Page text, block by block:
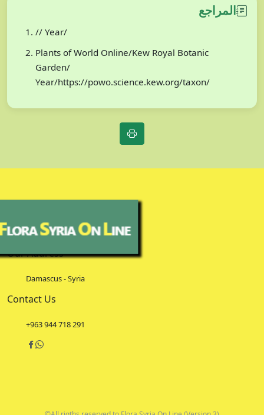
المراجع
// Year/
Plants of World Online/Kew Royal Botanic
Garden/
Year/https://powo.science.kew.org/taxon/
Our Address
Damascus - Syria
Contact Us
+963 944 718 291